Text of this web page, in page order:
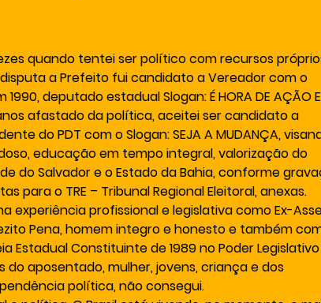
quando tentei ser político com recursos
a Prefeito fui candidato a Vereador com o
1990, deputado estadual Slogan: É HORA DE AÇÃO
anos afastado da política, aceitei ser candidato a
do PDT com o Slogan: SEJA A MUDANÇA,
educação em tempo integral, valorização do
do Salvador e o Estado da Bahia, conforme
para o TRE – Tribunal Regional Eleitoral, anexas.
experiência profissional e legislativa como Ex-
Pena, homem integro e honesto e também
Estadual Constituinte de 1989 no Poder
do aposentado, mulher, jovens, criança e dos
política, não consegui.